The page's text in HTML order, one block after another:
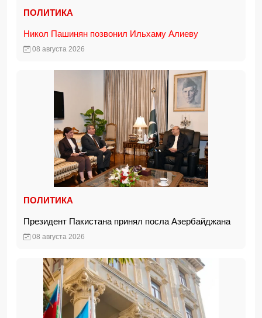
ПОЛИТИКА
Никол Пашинян позвонил Ильхаму Алиеву
08 августа 2026
ПОЛИТИКА
Президент Пакистана принял посла Азербайджана
08 августа 2026